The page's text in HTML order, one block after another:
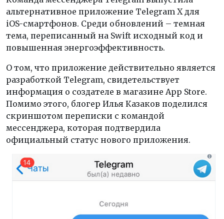
альтернативное приложение Telegram X для
iOS-смартфонов. Среди обновлений – темная
тема, переписанный на Swift исходный код и
повышенная энергоэффективность.
О том, что приложение действительно является
разработкой Telegram, свидетельствует
информация о создателе в магазине App Store.
Помимо этого, блогер Илья Казаков поделился
скриншотом переписки с командой
мессенджера, которая подтвердила
официальный статус нового приложения.